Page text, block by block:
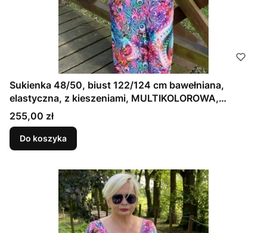
Sukienka 48/50, biust 122/124 cm bawełniana,
elastyczna, z kieszeniami, MULTIKOLOROWA,
FIOLETOWA
Cena
255,00 zł
Do koszyka